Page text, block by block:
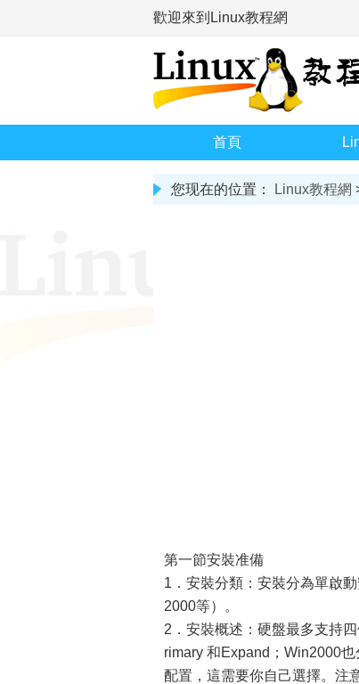
歡迎來到Linux教程網
首頁
您现在的位置： Linux教程網
第一節安裝准備
1．安裝分類：安裝分為單啟
2000等）。
2．安裝概述：硬盤最多支持
rimary 和Expand；Win2000
配置，這需要你自己選擇。注